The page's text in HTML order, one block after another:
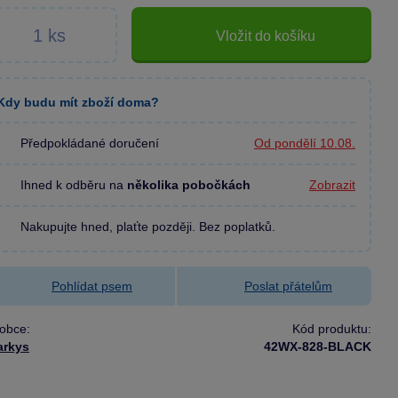
Vložit do košíku
budu mít zboží doma?
Předpokládané doručení Od pondělí 10.08.
Ihned k odběru na několika pobočkách Zobrazit
Nakupujte hned, plaťte později. Bez poplatků.
Pohlídat psem Poslat přátelům
Kód produktu:
42WX-828-BLACK